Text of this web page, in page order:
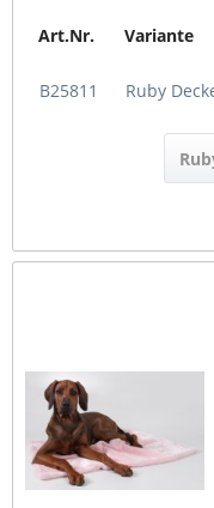
Art.Nr. Variante
B25811 Ruby